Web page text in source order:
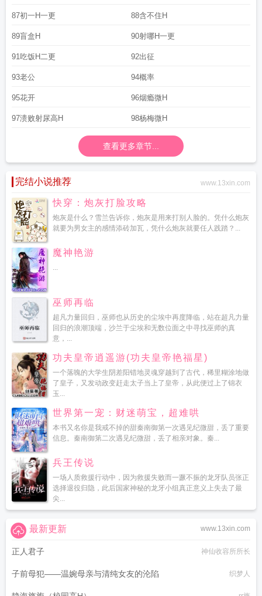
87初一H一更 88含不住H
89盲盒H 90射哪H一更
91吃饭H二更 92出征
93老公 94概率
95花开 96烟瘾微H
97溃败射尿高H 98杨梅微H
查看更多章节...
完结小说推荐 www.13xin.com
快穿：炮灰打脸攻略
炮灰是什么？雪兰告诉你，炮灰是用来打别人脸的。凭什么炮灰
就要为男女主的感情添砖加瓦，凭什么炮灰就要任人践踏？...
魔神艳游
...
巫师再临
超凡力量回归，巫师也从历史的尘埃中再度降临，站在超凡力量
回归的浪潮顶端，沙兰于尘埃和无数位面之中寻找巫师的真
意，...
功夫皇帝逍遥游(功夫皇帝艳福星)
一个落魄的大学生阴差阳错地灵魂穿越到了古代，稀里糊涂地做
了皇子，又发动政变赶走太子当上了皇帝，从此便过上了锦衣
玉...
世界第一宠：财迷萌宝，超难哄
本书又名你是我戒不掉的甜秦南御第一次遇见纪微甜，丢了重要
信息。秦南御第二次遇见纪微甜，丢了相亲对象。秦...
兵王传说
一场人质救援行动中，因为救援失败而一蹶不振的龙牙队员张正
选择退役归隐，此后国家神秘的龙牙小组真正意义上失去了最
尖...
www.13xin.com
最新更新
正人君子 神仙收容所所长
子前母犯——温婉母亲与清纯女友的沦陷 织梦人